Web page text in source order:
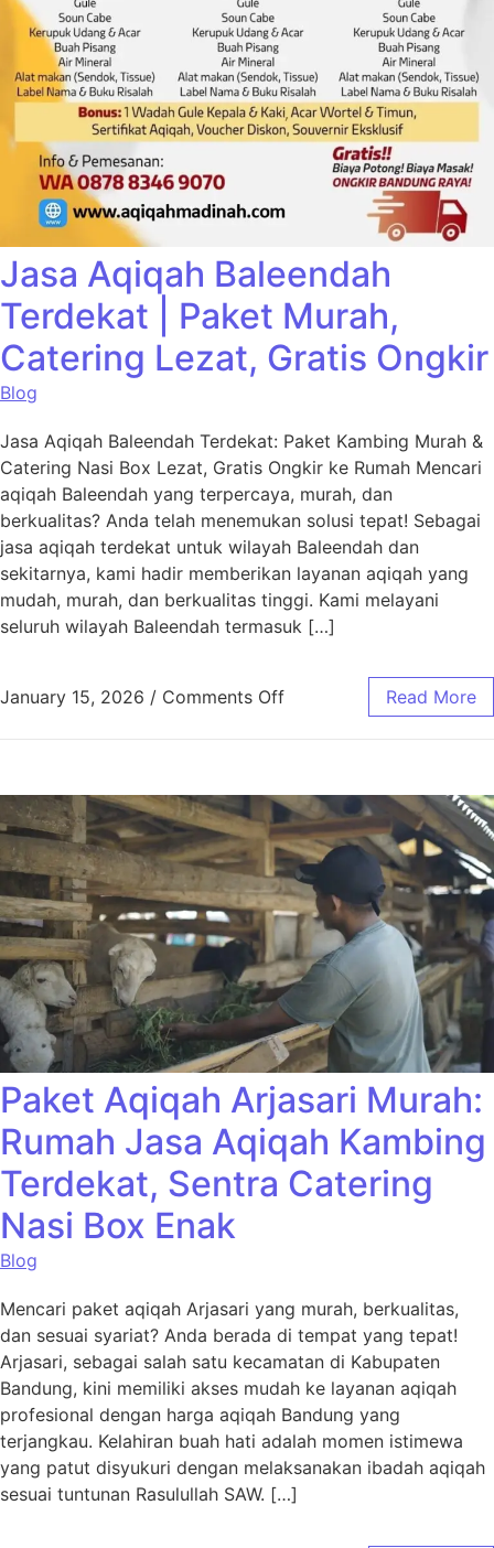
Jasa Aqiqah Baleendah
Terdekat | Paket Murah,
Catering Lezat, Gratis Ongkir
Blog
Jasa Aqiqah Baleendah Terdekat: Paket Kambing Murah &
Catering Nasi Box Lezat, Gratis Ongkir ke Rumah Mencari
aqiqah Baleendah yang terpercaya, murah, dan
berkualitas? Anda telah menemukan solusi tepat! Sebagai
jasa aqiqah terdekat untuk wilayah Baleendah dan
sekitarnya, kami hadir memberikan layanan aqiqah yang
mudah, murah, dan berkualitas tinggi. Kami melayani
seluruh wilayah Baleendah termasuk […]
January 15, 2026 / Comments Off Read More
Paket Aqiqah Arjasari Murah:
Rumah Jasa Aqiqah Kambing
Terdekat, Sentra Catering
Nasi Box Enak
Blog
Mencari paket aqiqah Arjasari yang murah, berkualitas,
dan sesuai syariat? Anda berada di tempat yang tepat!
Arjasari, sebagai salah satu kecamatan di Kabupaten
Bandung, kini memiliki akses mudah ke layanan aqiqah
profesional dengan harga aqiqah Bandung yang
terjangkau. Kelahiran buah hati adalah momen istimewa
yang patut disyukuri dengan melaksanakan ibadah aqiqah
sesuai tuntunan Rasulullah SAW. […]